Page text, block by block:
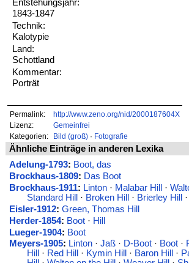
Entstehungsjahr:
1843-1847
Technik:
Kalotypie
Land:
Schottland
Kommentar:
Porträt
Permalink:
http://www.zeno.org/nid/2000187604X
Lizenz:
Gemeinfrei
Kategorien:
Bild (groß)· Fotografie
Ähnliche Einträge in anderen Lexika
Adelung-1793: Boot, das
Brockhaus-1809: Das Boot
Brockhaus-1911: Linton· Malabar Hill ·
Standard Hill
· Broken Hill · Brierley Hill ·
Eisler-1912: Green, Thomas Hill
Herder-1854: Boot· Hill
Lueger-1904: Boot
Meyers-1905: Linton· Jaß· D-Boot· Boot·
Hill
· Red Hill · Kymin Hill · Baron Hill ·